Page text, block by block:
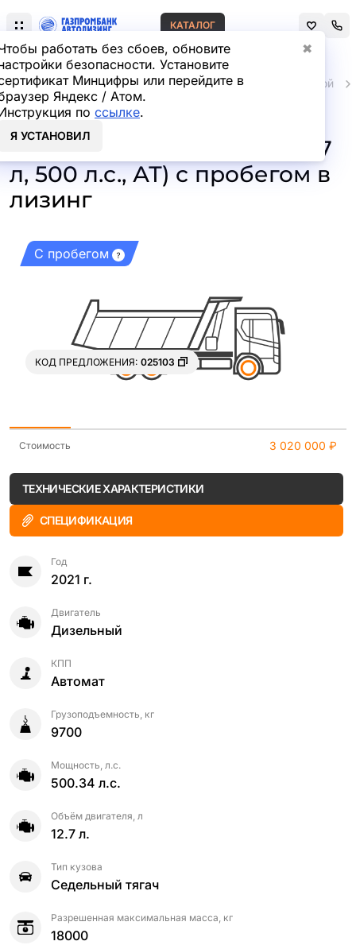
работать без сбоев, обновите
безопасности. Установите
Минцифры или перейдите в
Яндекс / Атом.
по ссылке.
Я УСТАНОВИЛ
✖
КАТАЛОГ
Главная Автомобили и техника с пробегом Грузовой
Ford F-Max 4x2 Седельный
тягач CCK1 (Дизельный, 12,7
л, 500 л.с., АТ) с пробегом в
лизинг
С пробегом
КОД ПРЕДЛОЖЕНИЯ: 025103
Стоимость 3 020 000 ₽
ТЕХНИЧЕСКИЕ ХАРАКТЕРИСТИКИ
СПЕЦИФИКАЦИЯ
Год
2021 г.
Двигатель
Дизельный
КПП
Автомат
Грузоподъемность, кг
9700
Мощность, л.с.
500.34 л.с.
Объём двигателя, л
12.7 л.
Тип кузова
Седельный тягач
Разрешенная максимальная масса, кг
18000